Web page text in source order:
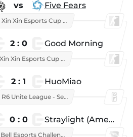
vs Five Fears
Xin Xin Esports Cup 2025
2 : 0 Good Morning
Xin Xin Esports Cup 2026
2 : 1 HuoMiao
R6 Unite League - Season 1
0 : 0 Straylight (American team)
Bell Esports Challenge 2026